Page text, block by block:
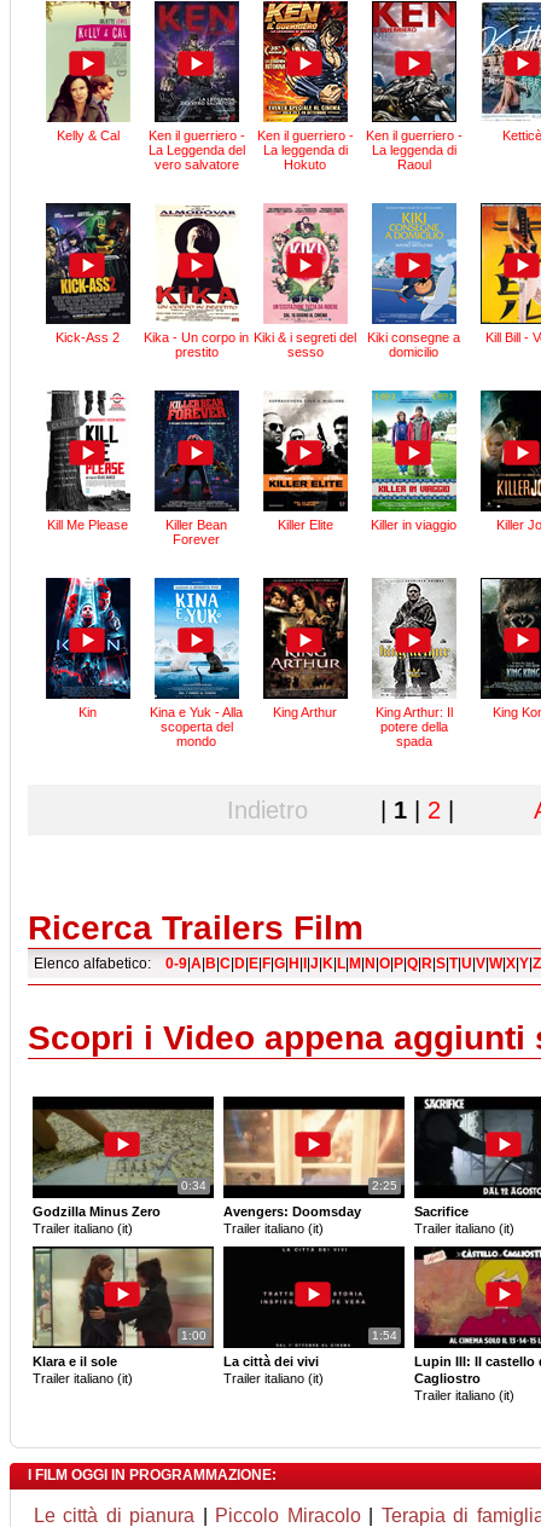
Kelly & Cal
Ken il guerriero -
La Leggenda del
vero salvatore
Ken il guerriero -
La leggenda di
Hokuto
Ken il guerriero -
La leggenda di
Raoul
Kick-Ass 2
Kika - Un corpo in
prestito
Kiki & i segreti del
sesso
Kiki consegne a
domicilio
Kill Bill -
Kill Me Please
Killer Bean
Forever
Killer Elite Killer in viaggio Killer
Kin
Kina e Yuk - Alla
scoperta del
mondo
King Arthur
King Arthur: Il
potere della
spada
King
Indietro 1 2 |
Ricerca Trailers Film
Elenco alfabetico: 0-9 A B C D E F G H J K L M N O P Q R S T|U V W|X Y Z
Scopri i Video appena aggiunti
0:34
Godzilla Minus Zero
Trailer italiano (it)
2:25
Avengers: Doomsday
Trailer italiano (it)
Sacrifice
Trailer italiano (it)
1:00
Klara e il sole
Trailer italiano (it)
1:54
La città dei vivi
Trailer italiano (it)
Lupin III: Il castello
Cagliostro
Trailer italiano (it)
I FILM OGGI IN PROGRAMMAZIONE:
Le città di pianura Piccolo Miracolo| Terapia di